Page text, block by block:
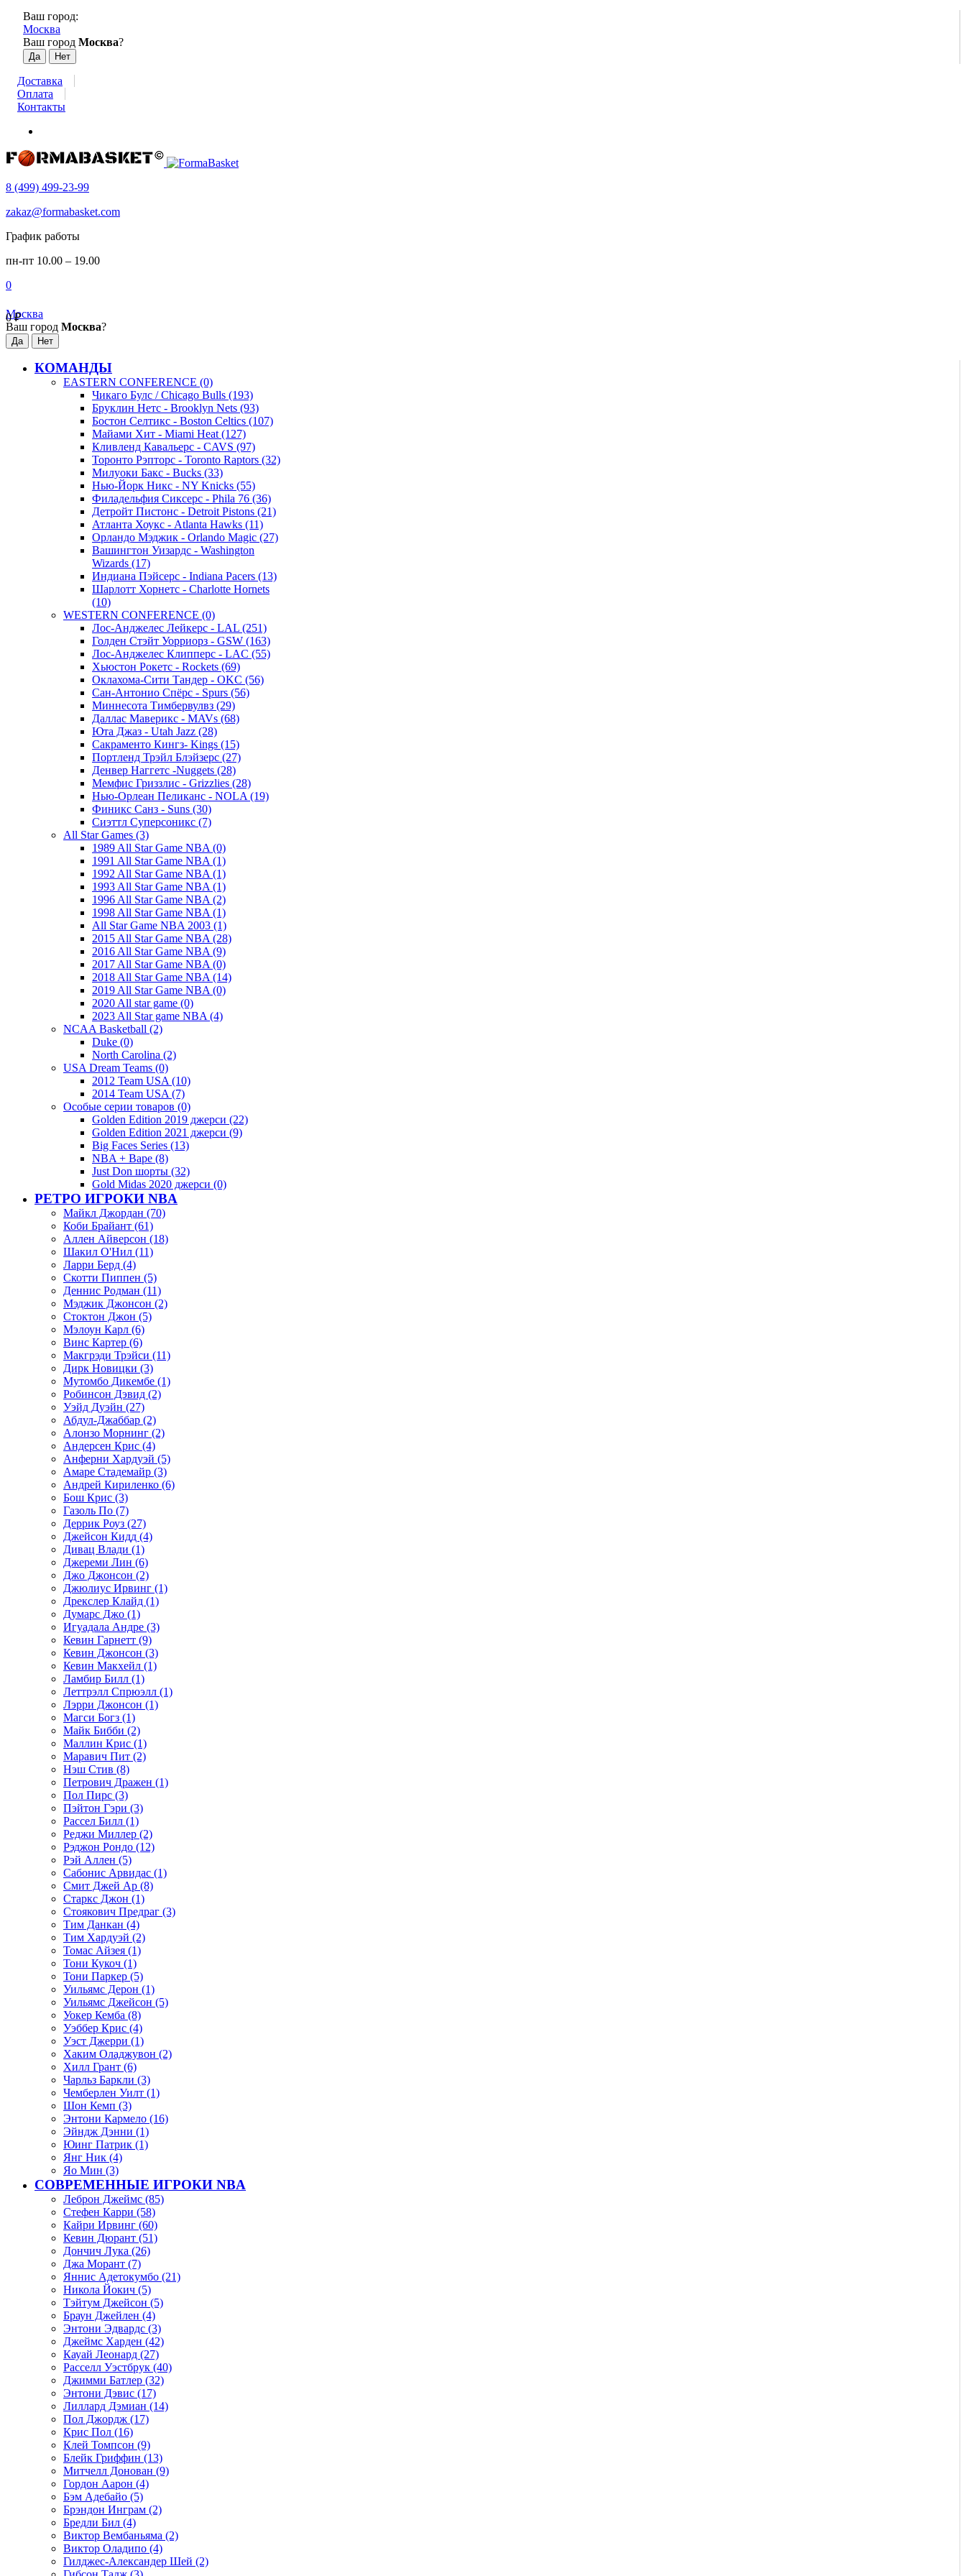
Ваш город:
Москва
Ваш город Москва?
Доставка
Оплата
Контакты
8 (499) 499-23-99
zakaz@formabasket.com
График работы
пн-пт 10.00 – 19.00
0
0₽
Москва
Ваш город Москва?
КОМАНДЫ
EASTERN CONFERENCE (0)
Чикаго Булс / Chicago Bulls (193)
Бруклин Нетс - Brooklyn Nets (93)
Бостон Селтикс - Boston Celtics (107)
Майами Хит - Miami Heat (127)
Кливленд Кавальерс - CAVS (97)
Торонто Рэпторс - Toronto Raptors (32)
Милуоки Бакс - Bucks (33)
Нью-Йорк Никс - NY Knicks (55)
Филадельфия Сиксерс - Phila 76 (36)
Детройт Пистонс - Detroit Pistons (21)
Атланта Хоукс - Atlanta Hawks (11)
Орландо Мэджик - Orlando Magic (27)
Вашингтон Уизардс - Washington
Wizards (17)
Индиана Пэйсерс - Indiana Pacers (13)
Шарлотт Хорнетс - Charlotte Hornets
(10)
WESTERN CONFERENCE (0)
Лос-Анджелес Лейкерс - LAL (251)
Голден Стэйт Уорриорз - GSW (163)
Лос-Анджелес Клипперс - LAC (55)
Хьюстон Рокетс - Rockets (69)
Оклахома-Сити Тандер - OKC (56)
Сан-Антонио Спёрс - Spurs (56)
Миннесота Тимбервулвз (29)
Даллас Маверикс - MAVs (68)
Юта Джаз - Utah Jazz (28)
Сакраменто Кингз- Kings (15)
Портленд Трэйл Блэйзерс (27)
Денвер Наггетс -Nuggets (28)
Мемфис Гриззлис - Grizzlies (28)
Нью-Орлеан Пеликанс - NOLA (19)
Финикс Санз - Suns (30)
Сиэттл Суперсоникс (7)
All Star Games (3)
1989 All Star Game NBA (0)
1991 All Star Game NBA (1)
1992 All Star Game NBA (1)
1993 All Star Game NBA (1)
1996 All Star Game NBA (2)
1998 All Star Game NBA (1)
All Star Game NBA 2003 (1)
2015 All Star Game NBA (28)
2016 All Star Game NBA (9)
2017 All Star Game NBA (0)
2018 All Star Game NBA (14)
2019 All Star Game NBA (0)
2020 All star game (0)
2023 All Star game NBA (4)
NCAA Basketball (2)
Duke (0)
North Carolina (2)
USA Dream Teams (0)
2012 Team USA (10)
2014 Team USA (7)
Особые серии товаров (0)
Golden Edition 2019 джерси (22)
Golden Edition 2021 джерси (9)
Big Faces Series (13)
NBA + Bape (8)
Just Don шорты (32)
Gold Midas 2020 джерси (0)
РЕТРО ИГРОКИ NBA
Майкл Джордан (70)
Коби Брайант (61)
Аллен Айверсон (18)
Шакил О'Нил (11)
Ларри Берд (4)
Скотти Пиппен (5)
Деннис Родман (11)
Мэджик Джонсон (2)
Стоктон Джон (5)
Мэлоун Карл (6)
Винс Картер (6)
Макгрэди Трэйси (11)
Дирк Новицки (3)
Мутомбо Дикембе (1)
Робинсон Дэвид (2)
Уэйд Дуэйн (27)
Абдул-Джаббар (2)
Алонзо Морнинг (2)
Андерсен Крис (4)
Анферни Xардуэй (5)
Амаре Стадемайр (3)
Андрей Кириленко (6)
Бош Крис (3)
Газоль По (7)
Деррик Роуз (27)
Джейсон Кидд (4)
Дивац Влади (1)
Джереми Лин (6)
Джо Джонсон (2)
Джюлиус Ирвинг (1)
Дрекслер Клайд (1)
Думарс Джо (1)
Игуадала Андре (3)
Кевин Гарнетт (9)
Кевин Джонсон (3)
Кевин Макхейл (1)
Ламбир Билл (1)
Леттрэлл Спрюэлл (1)
Лэрри Джонсон (1)
Магси Богз (1)
Майк Бибби (2)
Маллин Крис (1)
Маравич Пит (2)
Нэш Стив (8)
Петрович Дражен (1)
Пол Пирс (3)
Пэйтон Гэри (3)
Рассел Билл (1)
Реджи Миллер (2)
Рэджон Рондо (12)
Рэй Аллен (5)
Сабонис Арвидас (1)
Смит Джей Ар (8)
Старкс Джон (1)
Стоякович Предраг (3)
Тим Данкан (4)
Тим Хардуэй (2)
Томас Айзея (1)
Тони Кукоч (1)
Тони Паркер (5)
Уильямс Дерон (1)
Уильямс Джейсон (5)
Уокер Кемба (8)
Уэббер Крис (4)
Уэст Джерри (1)
Хаким Оладжувон (2)
Хилл Грант (6)
Чарльз Баркли (3)
Чемберлен Уилт (1)
Шон Кемп (3)
Энтони Кармело (16)
Эйндж Дэнни (1)
Юинг Патрик (1)
Янг Ник (4)
Яо Мин (3)
СОВРЕМЕННЫЕ ИГРОКИ NBA
Леброн Джеймс (85)
Стефен Карри (58)
Кайри Ирвинг (60)
Кевин Дюрант (51)
Дончич Лука (26)
Джа Морант (7)
Яннис Адетокумбо (21)
Никола Йокич (5)
Тэйтум Джейсон (5)
Браун Джейлен (4)
Энтони Эдвардс (3)
Джеймс Харден (42)
Кауай Леонард (27)
Расселл Уэстбрук (40)
Джимми Батлер (32)
Энтони Дэвис (17)
Лиллард Дэмиан (14)
Пол Джордж (17)
Крис Пол (16)
Клей Томпсон (9)
Блейк Гриффин (13)
Митчелл Донован (9)
Гордон Аарон (4)
Бэм Адебайо (5)
Брэндон Инграм (2)
Бредли Бил (4)
Виктор Вембаньяма (2)
Виктор Оладипо (4)
Гилджес-Александер Шей (2)